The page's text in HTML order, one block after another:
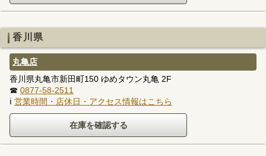
香川県
丸亀店
香川県丸亀市新田町150 ゆめタウン丸亀 2F
☎ 0877-58-2511
ℹ 営業時間・店休日・アクセス情報はこちら